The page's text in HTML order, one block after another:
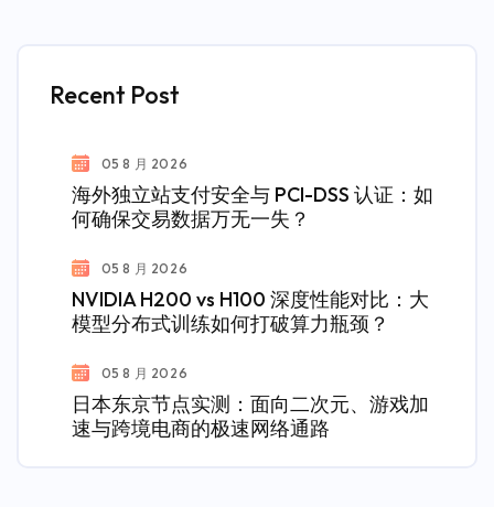
Recent Post
05 8 月 2026
海外独立站支付安全与 PCI-DSS 认证：如
何确保交易数据万无一失？
05 8 月 2026
NVIDIA H200 vs H100 深度性能对比：大
模型分布式训练如何打破算力瓶颈？
05 8 月 2026
日本东京节点实测：面向二次元、游戏加
速与跨境电商的极速网络通路